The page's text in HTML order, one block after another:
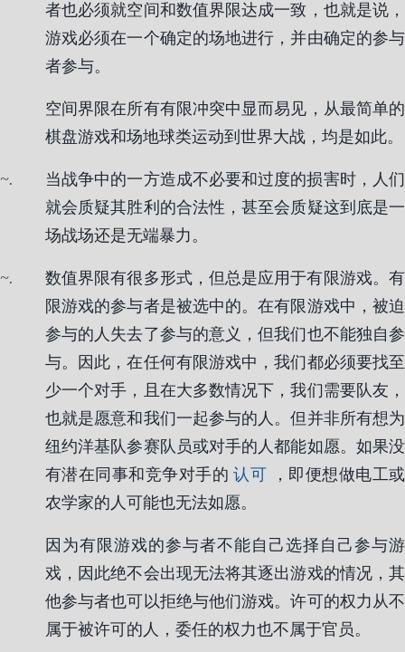
者也必须就空间和数值界限达成一致，也就是说，
游戏必须在一个确定的场地进行，并由确定的参与
者参与。
空间界限在所有有限冲突中显而易见，从最简单的
棋盘游戏和场地球类运动到世界大战，均是如此。
.
当战争中的一方造成不必要和过度的损害时，人们
就会质疑其胜利的合法性，甚至会质疑这到底是一
场战场还是无端暴力。
.
数值界限有很多形式，但总是应用于有限游戏。有
限游戏的参与者是被选中的。在有限游戏中，被迫
参与的人失去了参与的意义，但我们也不能独自参
与。因此，在任何有限游戏中，我们都必须要找至
少一个对手，且在大多数情况下，我们需要队友，
也就是愿意和我们一起参与的人。但并非所有想为
纽约洋基队参赛队员或对手的人都能如愿。如果没
有潜在同事和竞争对手的认可 ，即便想做电工或
农学家的人可能也无法如愿。
因为有限游戏的参与者不能自己选择自己参与游
戏，因此绝不会出现无法将其逐出游戏的情况，其
他参与者也可以拒绝与他们游戏。许可的权力从不
属于被许可的人，委任的权力也不属于官员。